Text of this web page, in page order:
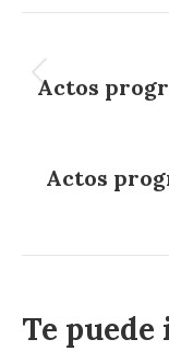
entre
Actos
Actos
Te puede